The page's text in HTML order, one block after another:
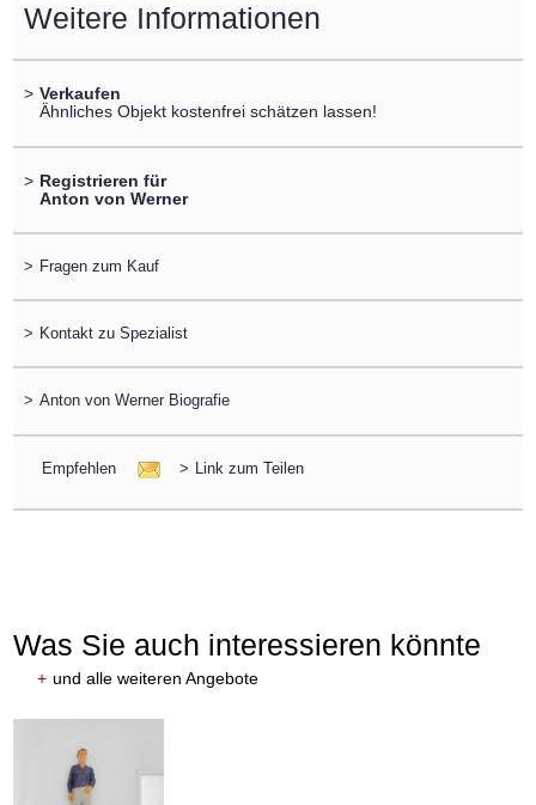
Weitere Informationen
> Verkaufen
Ähnliches Objekt kostenfrei schätzen lassen!
> Registrieren für
Anton von Werner
> Fragen zum Kauf
> Kontakt zu Spezialist
> Anton von Werner Biografie
Empfehlen > Link zum Teilen
Was Sie auch interessieren könnte
+ und alle weiteren Angebote